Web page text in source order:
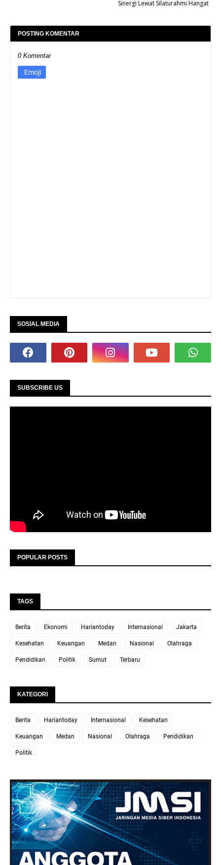
Sinergi Lewat Silaturahmi Hangat
POSTING KOMENTAR
0 Komentar
Emoji
SOSIAL MEDIA
SUBSCRIBE US
POPULAR POSTS
TAGS
Berita Ekonomi Hariantoday Internasional Jakarta
Kesehatan Keuangan Medan Nasional Olahraga
Pendidikan Politik Sumut Terbaru
KATEGORI
Berita Hariantoday Internasional Kesehatan
Keuangan Medan Nasional Olahraga Pendidikan
Politik